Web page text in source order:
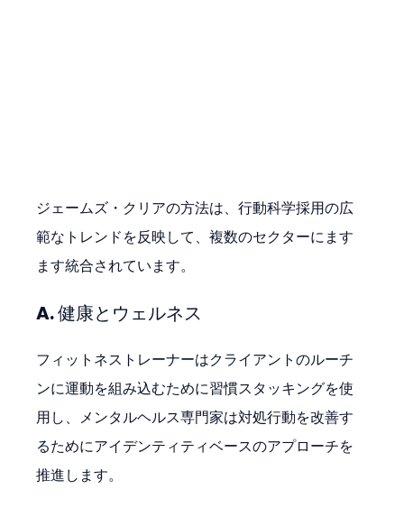
ジェームズ・クリアの方法は、行動科学採用の広
範なトレンドを反映して、複数のセクターにます
ます統合されています。
A. 健康とウェルネス
フィットネストレーナーはクライアントのルーチ
ンに運動を組み込むために習慣スタッキングを使
用し、メンタルヘルス専門家は対処行動を改善す
るためにアイデンティティベースのアプローチを
推進します。